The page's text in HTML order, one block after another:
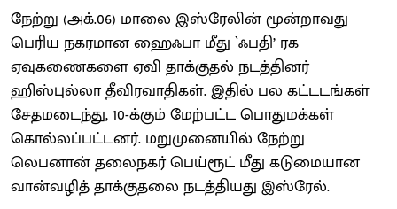
நேற்று (அக்.06) மாலை இஸ்ரேலின் மூன்றாவது
பெரிய நகரமான ஹைஃபா மீது `ஃபதி’ ரக
ஏவுகணைகளை ஏவி தாக்குதல் நடத்தினர்
ஹிஸ்புல்லா தீவிரவாதிகள். இதில் பல கட்டடங்கள்
சேதமடைந்து, 10-க்கும் மேற்பட்ட பொதுமக்கள்
கொல்லப்பட்டனர். மறுமுனையில் நேற்று
லெபனான் தலைநகர் பெய்ரூட் மீது கடுமையான
வான்வழித் தாக்குதலை நடத்தியது இஸ்ரேல்.